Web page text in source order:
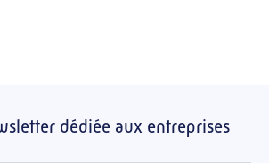
dédiée aux entreprises